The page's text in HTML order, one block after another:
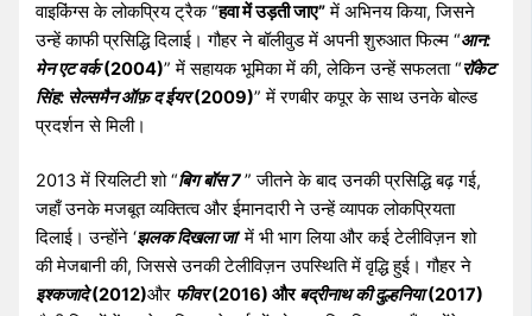
वाइकिंग्स के लोकप्रिय ट्रैक “हवा में उड़ती जाए”में अभिनय किया, जिसने
उन्हें काफी प्रसिद्धि दिलाई। गौहर ने बॉलीवुड में अपनी शुरुआत फिल्म “आन:
मेन एट वर्क(2004)” में सहायक भूमिका में की, लेकिन उन्हें सफलता “रॉकेट
सिंह: सेल्समैन ऑफ़ द ईयर(2009)” में रणबीर कपूर के साथ उनके बोल्ड
प्रदर्शन से मिली।
2013 में रियलिटी शो “बिग बॉस 7” जीतने के बाद उनकी प्रसिद्धि बढ़ गई,
जहाँ उनके मजबूत व्यक्तित्व और ईमानदारी ने उन्हें व्यापक लोकप्रियता
दिलाई। उन्होंने ‘झलक दिखला जा‘ में भी भाग लिया और कई टेलीविज़न शो
की मेजबानी की, जिससे उनकी टेलीविज़न उपस्थिति में वृद्धि हुई। गौहर ने
इश्कजादे(2012)और फीवर(2016) औरबद्रीनाथ की दुल्हनिया(2017)